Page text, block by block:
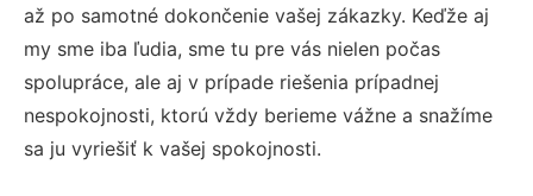
až po samotné dokončenie vašej zákazky. Keďže aj
my sme iba ľudia, sme tu pre vás nielen počas
spolupráce, ale aj v prípade riešenia prípadnej
nespokojnosti, ktorú vždy berieme vážne a snažíme
sa ju vyriešiť k vašej spokojnosti.